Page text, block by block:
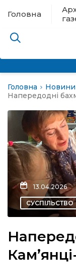
Головна
евакуації
новини
Головна
Новини
Напередодні
13.04.2026
СУСПІЛЬСТВО